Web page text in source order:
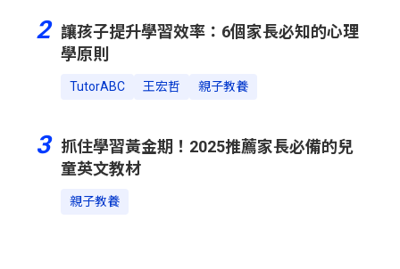
2
讓孩子提升學習效率：6個家長必知的心理
學原則
TutorABC 王宏哲 親子教養
3
抓住學習黃金期！2025推薦家長必備的兒
童英文教材
親子教養